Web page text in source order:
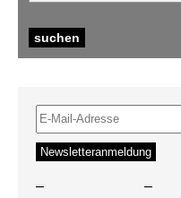
– –